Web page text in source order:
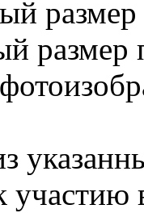
размер
участию